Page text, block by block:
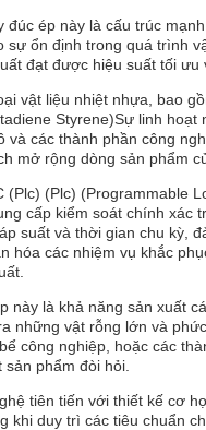
ép này là cấu trúc
ổn định trong quá trình
đạt được hiệu suất tối
vật liệu nhiệt nhựa, bao
Styrene)Sự linh
các thành phần công
mở rộng dòng sản phẩm
(Plc) (Programmable
cấp kiểm soát chính xác
suất và thời gian chu kỳ,
hóa các nhiệm vụ khắc
này là khả năng sản xuất
những vật rỗng lớn và
công nghiệp, hoặc các
phẩm đòi hỏi.
tiên tiến với thiết kế cơ
khi duy trì các tiêu chuẩn